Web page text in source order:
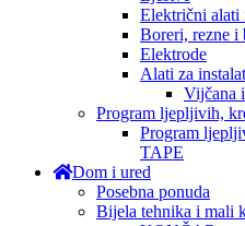
Električni alati
Boreri, rezne i
Elektrode
Alati za
Vijčana
Program ljepljivih,
Program
TAPE
Dom i ured
Posebna ponuda
Bijela tehnika i mali